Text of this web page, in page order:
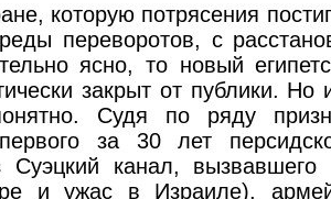
которую потрясения
переворотов, с
ясно, то новый
закрыт от публики. Но
Судя по ряду
за 30 лет
Суэцкий канал, вызвавшего
и ужас в Израиле),